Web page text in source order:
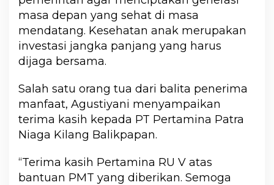
masa depan yang sehat di masa
mendatang. Kesehatan anak merupakan
investasi jangka panjang yang harus
dijaga bersama.
Salah satu orang tua dari balita penerima
manfaat, Agustiyani menyampaikan
terima kasih kepada PT Pertamina Patra
Niaga Kilang Balikpapan.
“Terima kasih Pertamina RU V atas
bantuan PMT yang diberikan. Semoga